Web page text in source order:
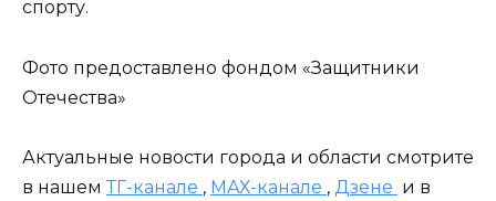
спорту.
Фото предоставлено фондом «Защитники
Отечества»
Актуальные новости города и области смотрите
в нашем ТГ-канале , МАХ-канале , Дзене и в